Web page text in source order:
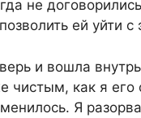
не
ей уйти с
и вошла
чистым, как я его
Я